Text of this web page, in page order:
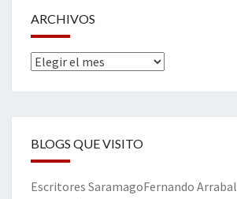
ARCHIVOS
Archivos
BLOGS QUE VISITO
Escritores SaramagoFernando Arrabal